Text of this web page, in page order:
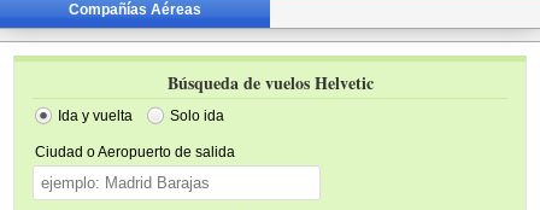
Compañías Aéreas
Búsqueda de vuelos Helvetic
Ida y vuelta Solo ida
Ciudad o Aeropuerto de salida